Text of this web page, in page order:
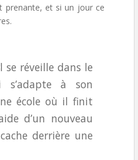
prenante, et si un jour ce
se réveille dans le
à son
école où il finit
d’un nouveau
derrière une